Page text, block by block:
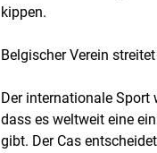
kippen.
Belgischer Verein
Der internationale
dass es weltweit eine
gibt. Der Cas